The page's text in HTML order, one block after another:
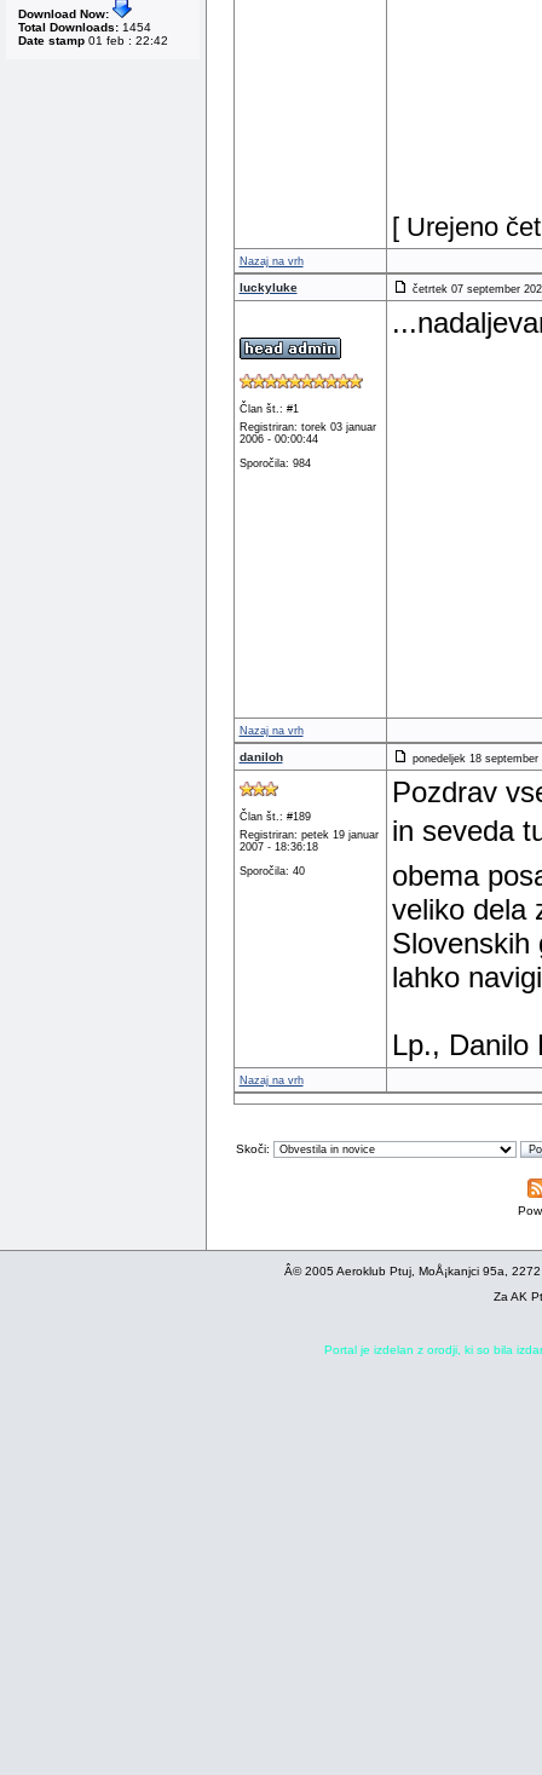
Download Now:
Total Downloads: 1454
Date stamp 01 feb : 22:42
[ Urejeno
Nazaj na vrh
luckyluke četrtek 07 september
Član št.: #1
Registriran: torek 03 januar
2006 - 00:00:44
Sporočila: 984
Nazaj na vrh
daniloh ponedeljek 18 september
Član št.: #189
Registriran: petek 19 januar
2007 - 18:36:18
Sporočila: 40
Pozdrav
in seveda
obema
veliko dela
Slovenskih
lahko
Lp., Danilo
Nazaj na vrh
Skoči:
Â© 2005 Aeroklub Ptuj, MoÅ¡kanjci 95a,
Za AK
Portal je izdelan z orodji, ki so bila